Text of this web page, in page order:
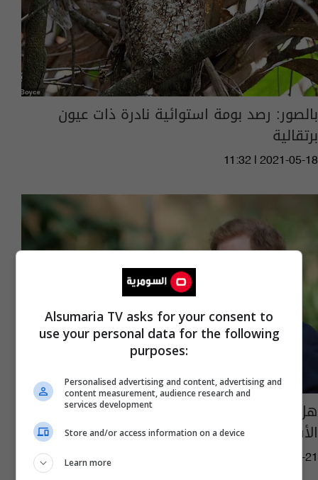
بالصور: رصد بومة استوائية نادرة ذات عيون
برتقالية
11:32 | 2021-05-18
هل ينفصل الأمير هاري عن ميغان؟ وما علاقة
الأسرة المالكة؟
13:35 | 2020-08-21
Alsumaria TV asks for your consent to
use your personal data for the following
purposes:
Personalised advertising and content, advertising and
content measurement, audience research and
services development
Store and/or access information on a device
Learn more